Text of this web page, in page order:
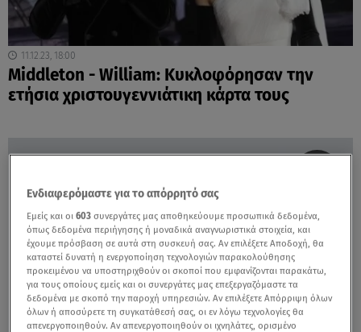
11.12.23, 18:00
Middleton - William: Κυκλοφόρησαν την
ετήσια χριστουγεννιάτικη κάρτα τους
Ενδιαφερόμαστε για το απόρρητό σας
Εμείς και οι603 συνεργάτες μας αποθηκεύουμε προσωπικά δεδομένα,
όπως δεδομένα περιήγησης ή μοναδικά αναγνωριστικά στοιχεία, και
έχουμε πρόσβαση σε αυτά στη συσκευή σας. Αν επιλέξετε Αποδοχή, θα
καταστεί δυνατή η ενεργοποίηση τεχνολογιών παρακολούθησης
προκειμένου να υποστηριχθούν οι σκοποί που εμφανίζονται παρακάτω,
για τους οποίους εμείς και οι συνεργάτες μας επεξεργαζόμαστε τα
δεδομένα με σκοπό την παροχή υπηρεσιών. Αν επιλέξετε Απόρριψη όλων
όλων ή αποσύρετε τη συγκατάθεσή σας, οι εν λόγω τεχνολογίες θα
απενεργοποιηθούν. Αν απενεργοποιηθούν οι ιχνηλάτες, ορισμένο